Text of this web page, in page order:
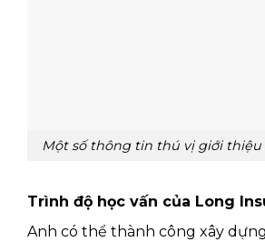
Một số thông tin thú vị giới thiệu
Trình độ học vấn của Long
Anh có thể thành công xây